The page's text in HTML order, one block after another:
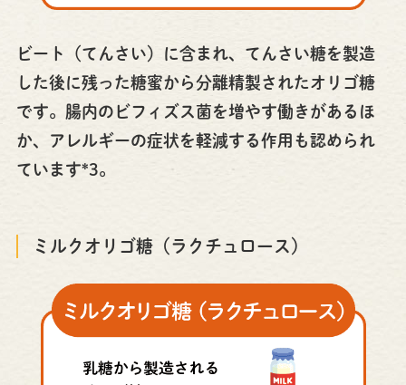
ビート（てんさい）に含まれ、てんさい糖を製造
した後に残った糖蜜から分離精製されたオリゴ糖
です。腸内のビフィズス菌を増やす働きがあるほ
か、アレルギーの症状を軽減する作用も認められ
ています*3。
ミルクオリゴ糖（ラクチュロース）